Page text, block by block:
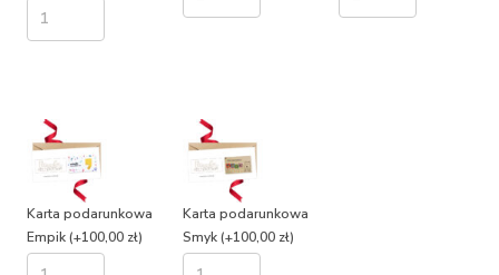
Karta podarunkowa
Empik(+100,00 zł)
Karta podarunkowa
Smyk(+100,00 zł)